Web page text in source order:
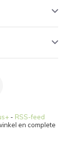
- RSS-feed
en complete